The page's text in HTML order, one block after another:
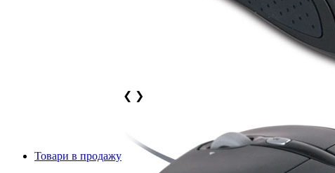
Товари в продажу
❮ ❯